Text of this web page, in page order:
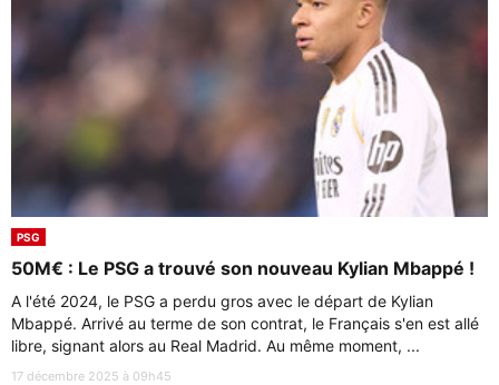
PSG
50M€ : Le PSG a trouvé son nouveau Kylian Mbappé !
A l'été 2024, le PSG a perdu gros avec le départ de Kylian
Mbappé. Arrivé au terme de son contrat, le Français s'en est allé
libre, signant alors au Real Madrid. Au même moment, ...
17 décembre 2025 à 09h45